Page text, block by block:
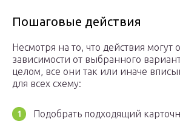
Пошаговые действия
Несмотря на то, что действия могут
зависимости от выбранного
целом, все они так или иначе
для всех схему:
Подобрать подходящий